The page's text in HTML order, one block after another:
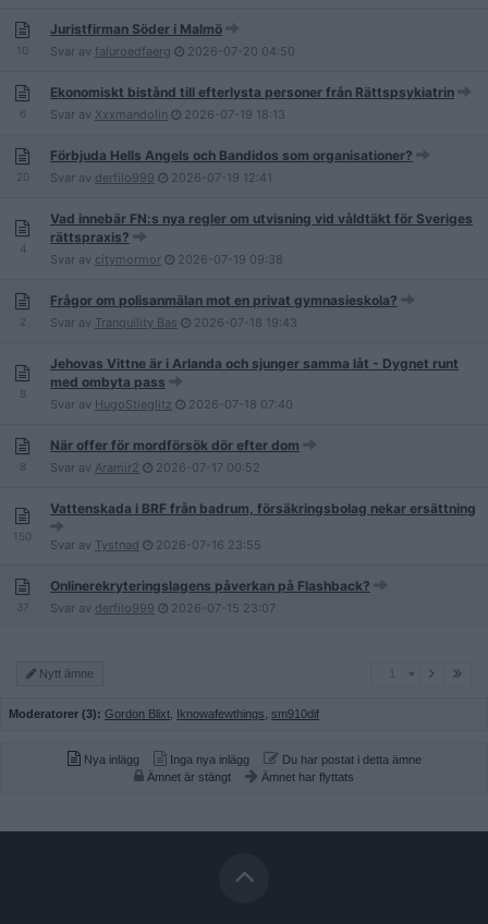
10
Juristfirman Söder i Malmö
Svar av faluroedfaerg 2026-07-20 04:50
6
Ekonomiskt bistånd till efterlysta personer från Rättspsykiatrin
Svar av Xxxmandolin 2026-07-19 18:13
20
Förbjuda Hells Angels och Bandidos som organisationer?
Svar av derfilo999 2026-07-19 12:41
4
Vad innebär FN:s nya regler om utvisning vid våldtäkt för Sveriges
rättspraxis?
Svar av citymormor 2026-07-19 09:38
2
Frågor om polisanmälan mot en privat gymnasieskola?
Svar av Tranquility Bas 2026-07-18 19:43
8
Jehovas Vittne är i Arlanda och sjunger samma låt - Dygnet runt
med ombyta pass
Svar av HugoStieglitz 2026-07-18 07:40
8
När offer för mordförsök dör efter dom
Svar av Aramir2 2026-07-17 00:52
150
Vattenskada i BRF från badrum, försäkringsbolag nekar ersättning
Svar av Tystnad 2026-07-16 23:55
37
Onlinerekryteringslagens påverkan på Flashback?
Svar av derfilo999 2026-07-15 23:07
Nytt ämne
Moderatorer (3): Gordon Blixt Iknowafewthings sm910dif
Nya inlägg Inga nya inlägg
Du har postat i detta ämne
Ämnet är stängt
Ämnet har flyttats